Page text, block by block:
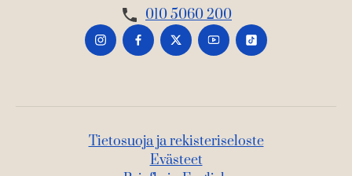
010 5060 200
Tietosuoja ja rekisteriseloste
Evästeet